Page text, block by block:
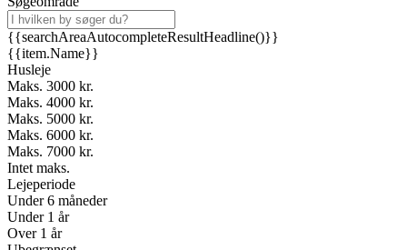
{{searchAreaAutocompleteResultHeadline()}}
{{item.Name}}
Husleje
Maks. 3000 kr.
Maks. 4000 kr.
Maks. 5000 kr.
Maks. 6000 kr.
Maks. 7000 kr.
Intet maks.
Lejeperiode
Under 6 måneder
Under 1 år
Over 1 år